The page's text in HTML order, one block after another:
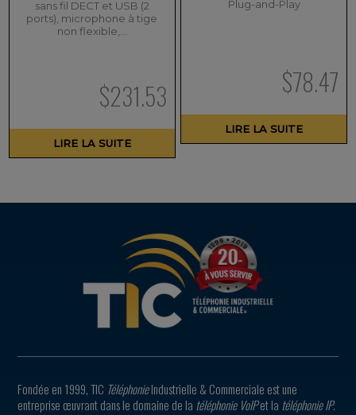
sans fil DECT et USB (2
ports), microphone à tige
non flexible,…
$231.53
LIRE LA SUITE
Plug-and-Play
$78.47
LIRE LA SUITE
Fondée en 1999, TIC TéléphonieIndustrielle & Commerciale est une
entreprise œuvrant dans le domaine de la téléphonie VoIPet la téléphonie IP.